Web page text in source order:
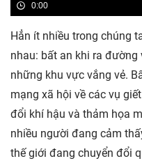
0:00
Hẳn ít nhiều trong chúng
nhau: bất an khi ra
những khu vực vắng vẻ.
mạng xã hội về các vụ
đổi khí hậu và thảm họa
nhiều người đang cảm
thế giới đang chuyển đổi